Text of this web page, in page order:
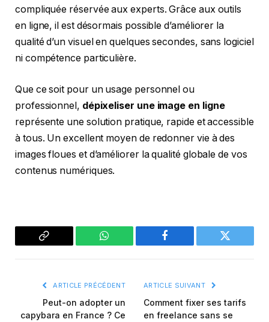
compliquée réservée aux experts. Grâce aux outils
en ligne, il est désormais possible d’améliorer la
qualité d’un visuel en quelques secondes, sans logiciel
ni compétence particulière.
Que ce soit pour un usage personnel ou
professionnel, dépixeliser une image en ligne
représente une solution pratique, rapide et accessible
à tous. Un excellent moyen de redonner vie à des
images floues et d’améliorer la qualité globale de vos
contenus numériques.
Copier
lien
WhatsApp Facebook Twitter
ARTICLE PRÉCÉDENT
Peut-on adopter un
capybara en France ? Ce
ARTICLE SUIVANT
Comment fixer ses tarifs
en freelance sans se